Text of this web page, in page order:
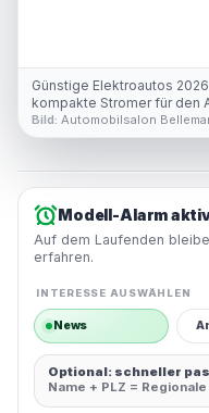
Günstige Elektroautos
kompakte Stromer für den
Bild: Automobilsalon
Modell-Alarm
Auf dem Laufenden
erfahren.
INTERESSE AUSWÄHLEN
News
Optional: schneller
Name + PLZ =